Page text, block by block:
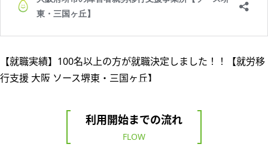
【就職実績】100名以上の方が就職決定しました！！【就労移
行支援 大阪 ソース堺東・三国ヶ丘】
利用開始までの流れ
FLOW